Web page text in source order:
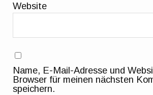
Website
Name, E-Mail-Adresse und
Browser für meinen nächsten
speichern.